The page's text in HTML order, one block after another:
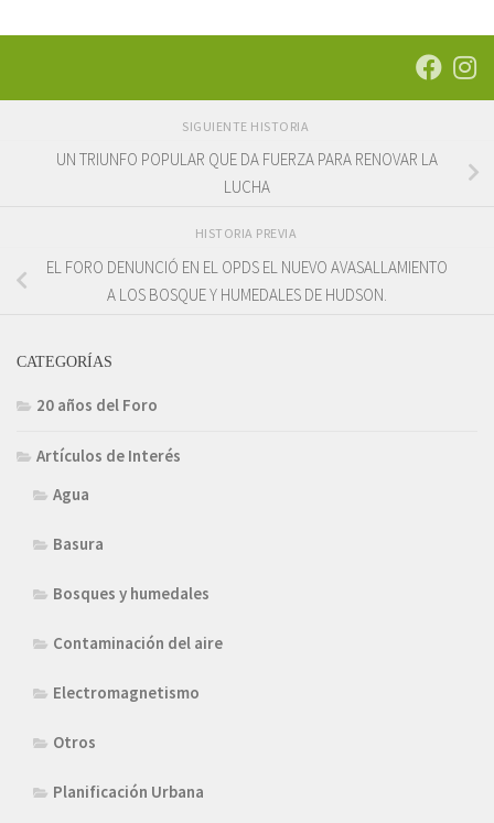
SIGUIENTE HISTORIA
UN TRIUNFO POPULAR QUE DA FUERZA PARA RENOVAR LA
LUCHA
HISTORIA PREVIA
EL FORO DENUNCIÓ EN EL OPDS EL NUEVO AVASALLAMIENTO
A LOS BOSQUE Y HUMEDALES DE HUDSON.
CATEGORÍAS
20 años del Foro
Artículos de Interés
Agua
Basura
Bosques y humedales
Contaminación del aire
Electromagnetismo
Otros
Planificación Urbana